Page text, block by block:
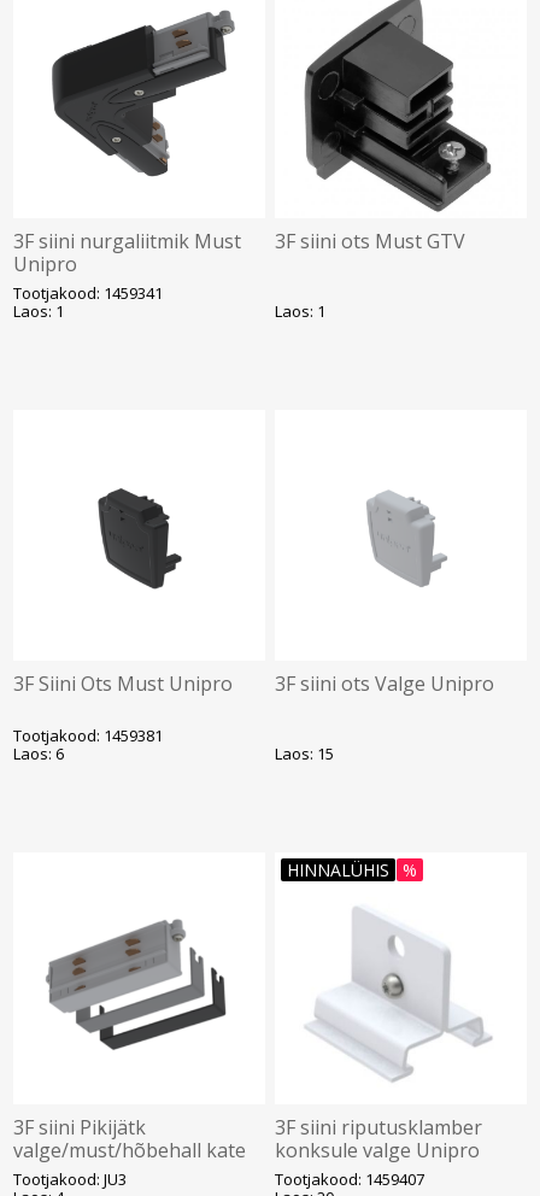
3F siini nurgaliitmik Must
Unipro
Tootjakood: 1459341
Laos: 1
3F siini ots Must GTV
Laos: 1
3F Siini Ots Must Unipro
Tootjakood: 1459381
Laos: 6
3F siini ots Valge Unipro
Laos: 15
3F siini Pikijätk
valge/must/hõbehall kate
Unipro
Tootjakood: JU3
HINNALÜHIS %
3F siini riputusklamber
konksule valge Unipro
Tootjakood: 1459407